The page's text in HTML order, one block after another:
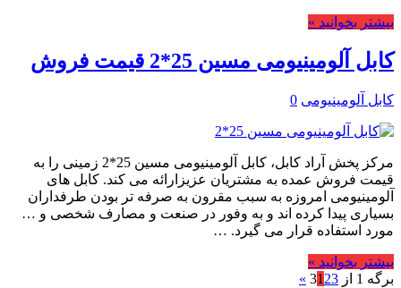
بیشتر بخوانید »
کابل آلومینیومی مسین 25*2 قیمت فروش
کابل آلومینیومی 0
مرکز پخش آراد کابل، کابل آلومینیومی مسین 25*2 زمینی را به
قیمت فروش عمده به مشتریان عزیزارائه می کند. کابل های
آلومینیومی امروزه به سبب مقرون به صرفه تر بودن طرفداران
بسیاری پیدا کرده اند و به وفور در صنعت و مصارف شخصی و …
مورد استفاده قرار می گیرد. …
بیشتر بخوانید »
برگه 1 از 3
1 23
»